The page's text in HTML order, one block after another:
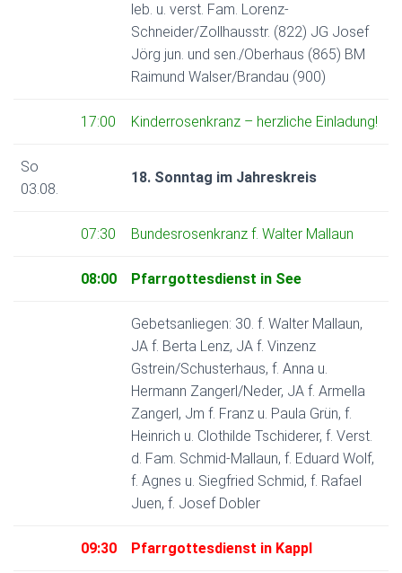
leb. u. verst. Fam. Lorenz-
Schneider/Zollhausstr. (822) JG Josef
Jörg jun. und sen./Oberhaus (865) BM
Raimund Walser/Brandau (900)
17:00 Kinderrosenkranz – herzliche Einladung!
So
03.08.
18. Sonntag im Jahreskreis
07:30 Bundesrosenkranz f. Walter Mallaun
08:00 Pfarrgottesdienst in See
Gebetsanliegen: 30. f. Walter Mallaun,
JA f. Berta Lenz, JA f. Vinzenz
Gstrein/Schusterhaus, f. Anna u.
Hermann Zangerl/Neder, JA f. Armella
Zangerl, Jm f. Franz u. Paula Grün, f.
Heinrich u. Clothilde Tschiderer, f. Verst.
d. Fam. Schmid-Mallaun, f. Eduard Wolf,
f. Agnes u. Siegfried Schmid, f. Rafael
Juen, f. Josef Dobler
09:30 Pfarrgottesdienst in Kappl